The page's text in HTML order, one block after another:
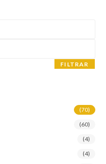
FILTRAR
(70)
(60)
(4)
(4)